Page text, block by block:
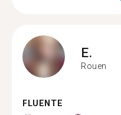
E.
Rouen
FLUENTE